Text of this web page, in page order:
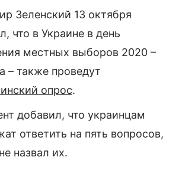
Зеленский 13 октября
что в Украине в день
местных выборов 2020 –
– также проведут
опрос.
добавил, что украинцам
ответить на пять вопросов,
назвал их.